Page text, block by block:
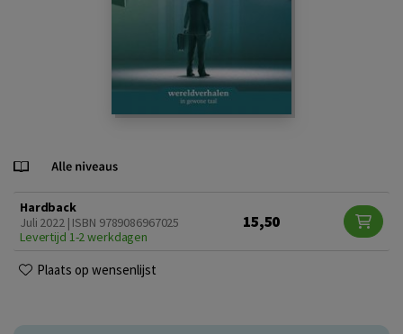
Hardback
Juli 2022 | ISBN 9789086967025
Levertijd 1-2 werkdagen
15,50
Plaats op wensenlijst